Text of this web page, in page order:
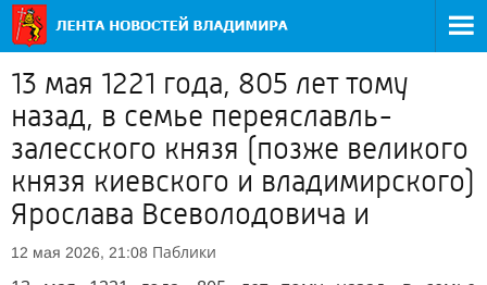
13 мая 1221 года, 805 лет тому
назад, в семье переяславль-
залесского князя (позже великого
князя киевского и владимирского)
Ярослава Всеволодовича и
12 мая 2026, 21:08 Паблики